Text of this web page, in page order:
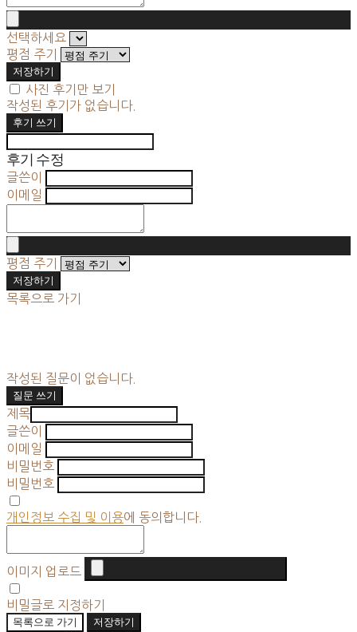
선택하세요
평점 주기
저장하기
사진 후기만 보기
작성된 후기가 없습니다.
후기 쓰기
후기 수정
글쓴이
이메일
평점 주기
저장하기
목록으로 가기
작성된 질문이 없습니다.
질문 쓰기
제목
글쓴이
이메일
비밀번호
비밀번호
개인정보 수집 및 이용에 동의합니다.
이미지 업로드
비밀글로 지정하기
목록으로 가기
저장하기